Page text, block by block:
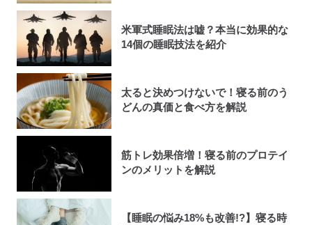
米軍式睡眠法は嘘？本当に効果的な
14個の睡眠技法を紹介
太ると決めつけないで！寝る前のう
どんの真価と食べ方を解説
筋トレ効果倍増！寝る前のプロテイ
ンのメリットを解説
【睡眠の悩み18%も改善!?】寝る時